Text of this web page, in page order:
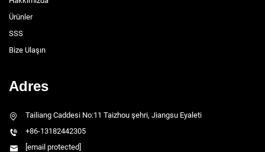
Ürünler
SSS
Bize Ulaşın
Adres
Tailiang Caddesi No:11 Taizhou şehri, Jiangsu Eyaleti
+86-13182442305
[email protected]